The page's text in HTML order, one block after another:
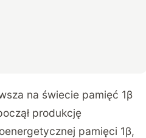
na świecie pamięć 1β
produkcję
pamięci 1β,